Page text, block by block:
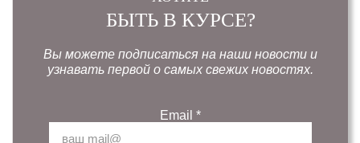
БЫТЬ В КУРСЕ?
Вы можете подписаться на наши новости и
узнавать первой о самых свежих новостях.
Email *